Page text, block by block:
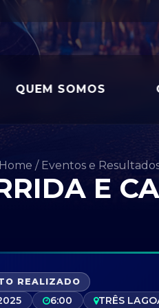
QUEM SOMOS
/ Eventos e
E
REALIZADO
6:00 TRÊS